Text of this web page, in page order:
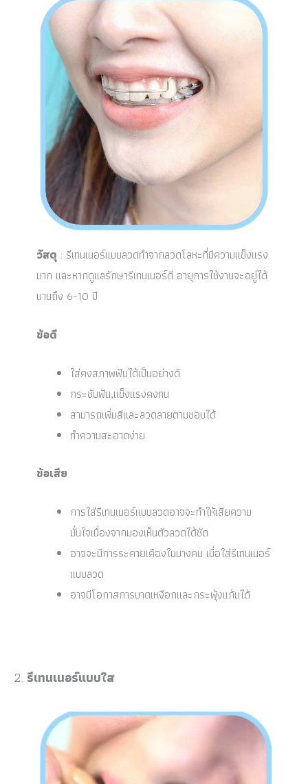
วัสดุ : รีเทนเนอร์แบบลวดทำจากลวดโลหะที่มีความแข็งแรง
มาก และหากดูแลรักษารีเทนเนอร์ดี อายุการใช้งานจะอยู่ได้
นานถึง 6-10 ปี
ข้อดี
ใส่คงสภาพฟันได้เป็นอย่างดี
กระชับฟัน,แข็งแรงคงทน
สามารถเพิ่มสีและลวดลายตามชอบได้
ทำความสะอาดง่าย
ข้อเสีย
การใส่รีเทนเนอร์แบบลวดอาจจะทำให้เสียความ
มั่นใจเนื่องจากมองเห็นตัวลวดได้ชัด
อาจจะมีการระคายเคืองในบางคน เมื่อใส่รีเทนเนอร์
แบบลวด
อาจมีโอกาสการบาดเหงือกและกระพุ้งแก้มได้
2. รีเทนเนอร์แบบใส